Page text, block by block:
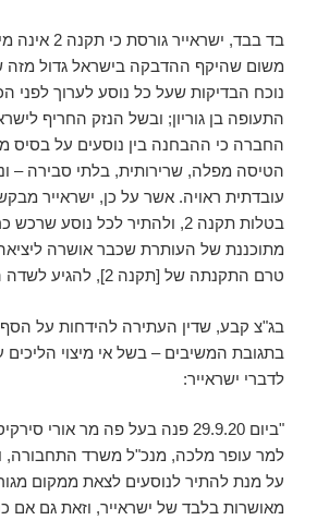
בד בבד,
משום שהיקף ההדבקה בישראל גדול מזה
נוכח הבדיקות שעל כל נוסע לערוך לפני
התעופה בן גוריון; ובשל הנזק החריף
החברה כי ההבחנה בין נוסעים על בסיס
הטיסה מפלה, שרירותית, בלתי סבירה –
עובדתית ראויה. אשר על כן, ישראייר
בטלות תקנה 2, ולהתיר לכל נוסע
מתוכננת של העותרת שכבר אושרה
טרם התקנתה של [תקנה 2], להגיע לשדה התעופה.
בג"צ קבע, שדין העתירה להידחות על
בתגובת המשיבים – בשל אי מיצוי
לדברי ישראייר:
"ביום 29.9.20 פנה בעל פה מר אורי
למר עופר מלכה, מנכ"ל משרד התחבורה,
על מנת להתיר לנוסעים לצאת ממקום
מאושרות בלבד של ישראייר, וזאת גם אם